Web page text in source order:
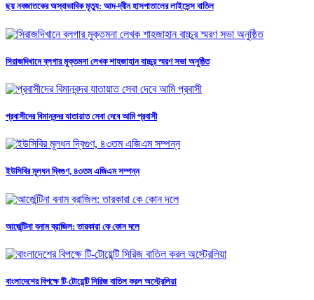
ছয় নবজাতকের অস্বাভাবিক মৃত্যু: আদ-দ্বীন হাসপাতালের লাইসেন্স বাতিল
সিরাজদিখানে ব্লগার মুক্তমনা লেখক শাহজাহান বাচ্চুর স্মরণ সভা অনুষ্ঠিত
প্রবাসীদের বিমানবন্দর যাতায়াত সেবা দেবে আমি প্রবাসী
ইউসিবির মূলধন দ্বিগুণ, ৪৩তম এজিএম সম্পন্ন
আর্জেন্টিনা বনাম ব্রাজিল: তারকারা কে কোন দলে
বাংলাদেশের বিপক্ষে টি-টোয়েন্টি সিরিজ বাতিল করল অস্ট্রেলিয়া